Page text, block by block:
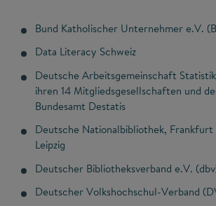
Bund Katholischer Unternehmer e.V.
Data Literacy Schweiz
Deutsche Arbeitsgemeinschaft
ihren 14 Mitgliedsgesellschaften und
Bundesamt Destatis
Deutsche Nationalbibliothek, Frankfurt
Leipzig
​Deutscher Bibliotheksverband e.V.
Deutscher Volkshochschul-Verband